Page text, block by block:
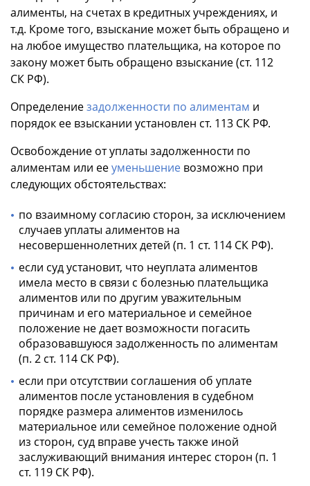
алименты, на счетах в кредитных учреждениях, и
т.д. Кроме того, взыскание может быть обращено и
на любое имущество плательщика, на которое по
закону может быть обращено взыскание (ст. 112
СК РФ).
Определениезадолженности по алиментам и
порядок ее взыскании установлен ст. 113 СК РФ.
Освобождение от уплаты задолженности по
алиментам или ееуменьшение возможно при
следующих обстоятельствах:
по взаимному согласию сторон, за исключением
случаев уплаты алиментов на
несовершеннолетних детей (п. 1 ст. 114 СК РФ).
если суд установит, что неуплата алиментов
имела место в связи с болезнью плательщика
алиментов или по другим уважительным
причинам и его материальное и семейное
положение не дает возможности погасить
образовавшуюся задолженность по алиментам
(п. 2 ст. 114 СК РФ).
если при отсутствии соглашения об уплате
алиментов после установления в судебном
порядке размера алиментов изменилось
материальное или семейное положение одной
из сторон, суд вправе учесть также иной
заслуживающий внимания интерес сторон (п. 1
ст. 119 СК РФ).